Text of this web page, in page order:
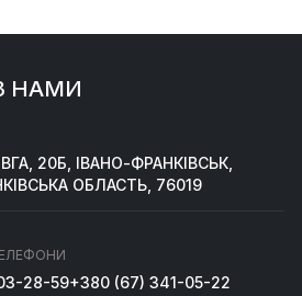
НАМИ
20Б, ІВАНО-ФРАНКІВСЬК,
ОБЛАСТЬ, 76019
28-59+380 (67) 341-05-22